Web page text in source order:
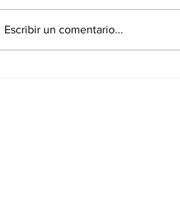
Escribir un comentario...